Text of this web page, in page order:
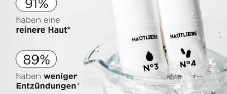
das Medium 8 im Modalmodus